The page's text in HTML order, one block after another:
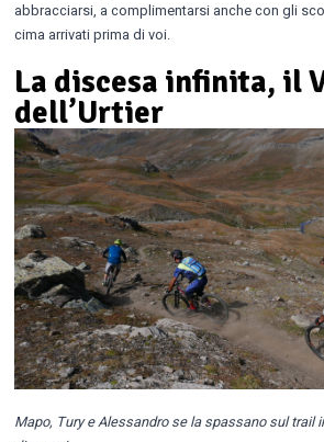
abbracciarsi, a complimentarsi anche con gli
cima arrivati prima di voi.
La discesa infinita, il
dell’Urtier
Mapo, Tury e Alessandro se la spassano sul trail